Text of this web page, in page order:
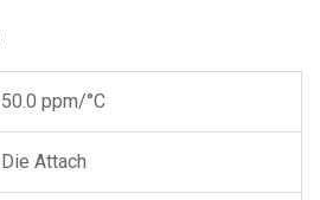
50.0 ppm/°C
Die Attach